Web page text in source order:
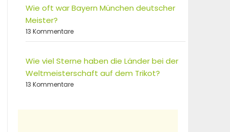
Wie oft war Bayern München deutscher
Meister?
13 Kommentare
Wie viel Sterne haben die Länder bei der
Weltmeisterschaft auf dem Trikot?
13 Kommentare